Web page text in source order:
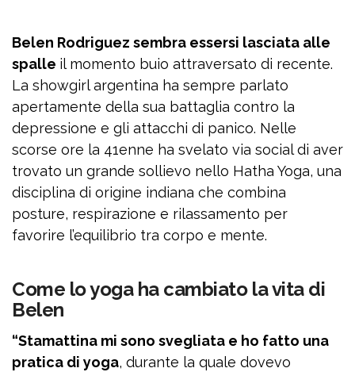
Belen Rodriguez sembra essersi lasciata alle
spalle il momento buio attraversato di recente.
La showgirl argentina ha sempre parlato
apertamente della sua battaglia contro la
depressione e gli attacchi di panico. Nelle
scorse ore la 41enne ha svelato via social di aver
trovato un grande sollievo nello Hatha Yoga, una
disciplina di origine indiana che combina
posture, respirazione e rilassamento per
favorire l’equilibrio tra corpo e mente.
Come lo yoga ha cambiato la vita di
Belen
“Stamattina mi sono svegliata e ho fatto una
pratica di yoga, durante la quale dovevo